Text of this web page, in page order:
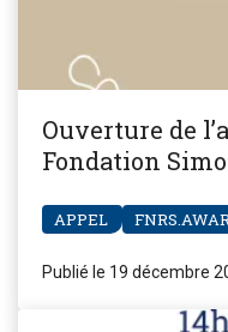
Ouverture de
Fondation
APPEL
Publié le 19 décembre